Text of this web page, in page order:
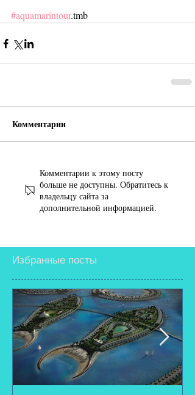
#aquamarintour.tmb
Комментарии
Комментарии к этому посту
больше не доступны. Обратитесь к
владельцу сайта за
дополнительной информацией.
Избранные посты